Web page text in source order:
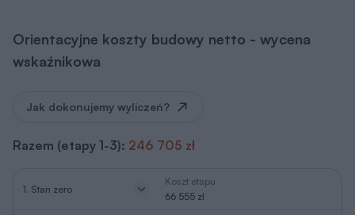
Orientacyjne koszty budowy netto - wycena
wskaźnikowa
Jak dokonujemy wyliczeń?
Razem (etapy 1-3): 246 705 zł
1. Stan zero
Koszt etapu
66 555 zł